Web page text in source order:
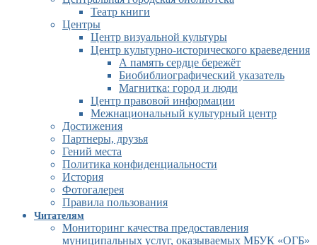
Театр книги
Центры
Центр визуальной культуры
Центр культурно-исторического краеведения
А память сердце бережёт
Биобиблиографический указатель
Магнитка: город и люди
Центр правовой информации
Межнациональный культурный центр
Достижения
Партнеры, друзья
Гений места
Политика конфиденциальности
История
Фотогалерея
Правила пользования
Читателям
Мониторинг качества предоставления
муниципальных услуг, оказываемых МБУК «ОГБ»